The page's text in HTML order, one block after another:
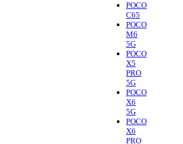
POCO
C65
POCO
M6
5G
POCO
X5
PRO
5G
POCO
X6
5G
POCO
X6
PRO